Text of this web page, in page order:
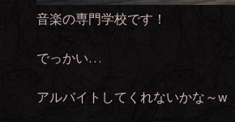
音楽の専門学校です！
でっかい…
アルバイトしてくれないかな～w